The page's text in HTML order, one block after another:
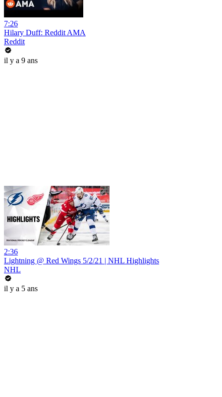
7:26
Hilary Duff: Reddit AMA
Reddit
il y a 9 ans
2:36
Lightning @ Red Wings 5/2/21 | NHL Highlights
NHL
il y a 5 ans